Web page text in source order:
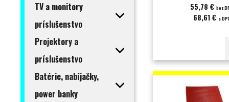
TV a monitory
príslušenstvo
Projektory a
príslušenstvo
Batérie, nabíjačky,
power banky
sedáku:45;Záruka:36
55,78 €bez
68,61 € s